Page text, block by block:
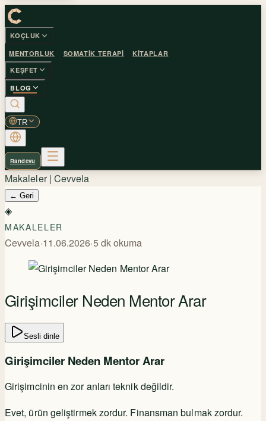
KOÇLUK
MENTORLUK SOMATIK TERAPI
KITAPLAR
KEŞFET
BLOG
TR
Randevu
Makaleler | Cevvela
← Geri
◈
MAKALELER
Cevvela·11.06.2026·5 dk okuma
Girişimciler Neden Mentor Arar
Sesli dinle
Girişimciler Neden Mentor Arar
Girişimcinin en zor anları teknik değildir.
Evet, ürün geliştirmek zordur. Finansman bulmak zordur.